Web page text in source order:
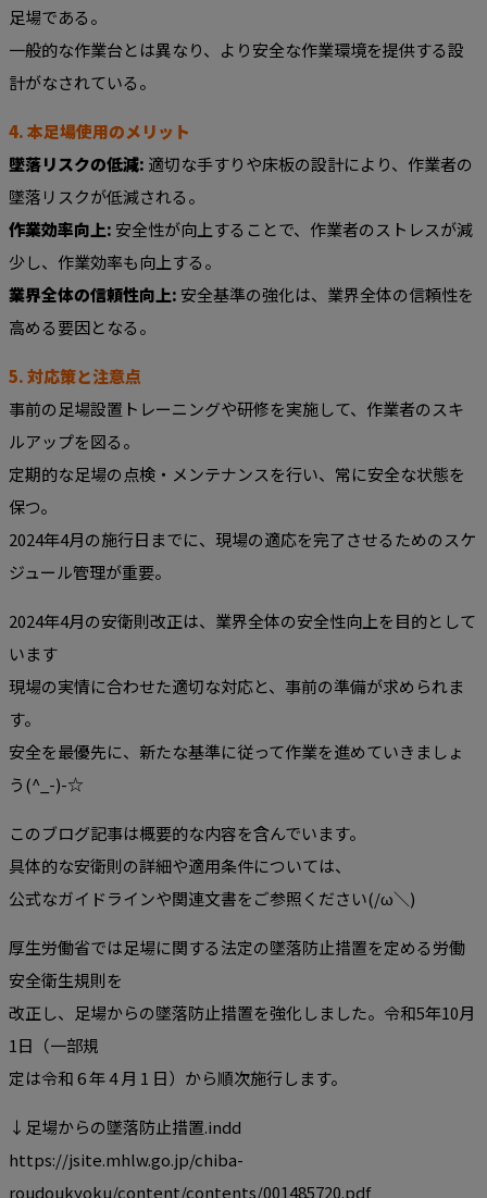
足場である。
一般的な作業台とは異なり、より安全な作業環境を提供する設
計がなされている。
4. 本足場使用のメリット
墜落リスクの低減: 適切な手すりや床板の設計により、作業者の
墜落リスクが低減される。
作業効率向上: 安全性が向上することで、作業者のストレスが減
少し、作業効率も向上する。
業界全体の信頼性向上: 安全基準の強化は、業界全体の信頼性を
高める要因となる。
5. 対応策と注意点
事前の足場設置トレーニングや研修を実施して、作業者のスキ
ルアップを図る。
定期的な足場の点検・メンテナンスを行い、常に安全な状態を
保つ。
2024年4月の施行日までに、現場の適応を完了させるためのスケ
ジュール管理が重要。
2024年4月の安衛則改正は、業界全体の安全性向上を目的として
います
現場の実情に合わせた適切な対応と、事前の準備が求められま
す。
安全を最優先に、新たな基準に従って作業を進めていきましょ
う(^_-)-☆
このブログ記事は概要的な内容を含んでいます。
具体的な安衛則の詳細や適用条件については、
公式なガイドラインや関連文書をご参照ください(/ω＼)
厚生労働省では足場に関する法定の墜落防止措置を定める労働
安全衛生規則を
改正し、足場からの墜落防止措置を強化しました。令和5年10月
1日（一部規
定は令和 6 年 4 月 1 日）から順次施行します。
↓足場からの墜落防止措置.indd
https://jsite.mhlw.go.jp/chiba-
roudoukyoku/content/contents/001485720.pdf